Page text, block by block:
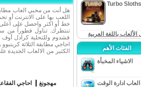
هل أنت من محبي العاب مطابقة
اللعب بها على الانترنت أو
خط أو اكثر واحصل على اعلى
تنتظرك. تناول فطوراُ من
فشدوم وللتحلية كرادل أوف
احاجي مطابقة الثلاثة
الكثير من الالعاب الجديدة
احاجي مهجونغ
Turbo Sloths
الألعاب باللغة العربية
الفئات الأهم
الاشياء المخبأة
العاب ادارة الوقت